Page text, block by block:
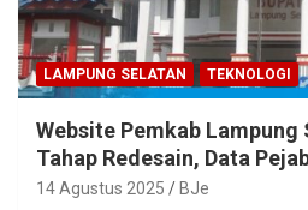
LAMPUNG SELATAN TEKNOLOGI
Website Pemkab Lampung
Tahap Redesain, Data
Mudah Diakses
14 Agustus 2025 BJe